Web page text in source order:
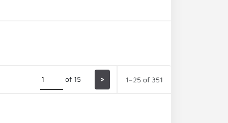
of 15 > 1–25 of 351